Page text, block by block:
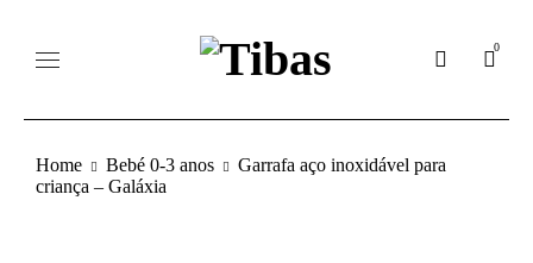
0
Home Bebé 0-3 anos
Garrafa aço inoxidável para
criança – Galáxia